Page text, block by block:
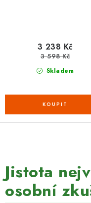
Skladem
3 238 Kč
3 598 Kč
v
l
á
Jistota
osobní